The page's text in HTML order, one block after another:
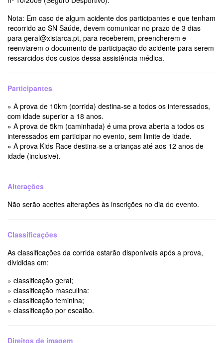
Nota: Em caso de algum acidente dos participantes e que tenham
recorrido ao SN Saúde, devem comunicar no prazo de 3 dias
para geral@xistarca.pt, para receberem, preencherem e
reenviarem o documento de participação do acidente para serem
ressarcidos dos custos dessa assistência médica.
Participantes
» A prova de 10km (corrida) destina-se a todos os interessados,
com idade superior a 18 anos.
» A prova de 5km (caminhada) é uma prova aberta a todos os
interessados em participar no evento, sem limite de idade.
» A prova Kids Race destina-se a crianças até aos 12 anos de
idade (inclusive).
Alterações
Não serão aceites alterações às inscrições no dia do evento.
Classificações
As classificações da corrida estarão disponíveis após a prova,
divididas em:
» classificação geral;
» classificação masculina:
» classificação feminina;
» classificação por escalão.
Direitos de imagem